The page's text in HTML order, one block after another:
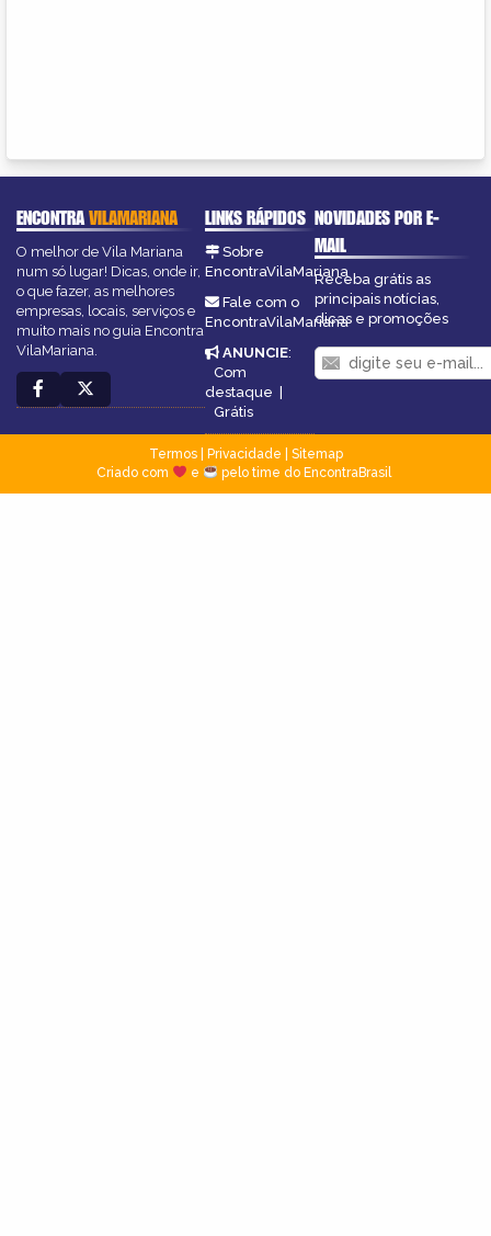
ENCONTRAVILAMARIANA
O melhor de Vila Mariana
num só lugar! Dicas, onde ir,
o que fazer, as melhores
empresas, locais, serviços e
muito mais no guia Encontra
VilaMariana.
LINKS RÁPIDOS
Sobre
EncontraVilaMariana
Fale com o
EncontraVilaMariana
ANUNCIE:
Com
destaque |
Grátis
NOVIDADES POR E-
MAIL
Receba grátis as
principais notícias,
dicas e promoções
Termos| Privacidade
Sitemap
Criado com
e pelo time do EncontraBrasil